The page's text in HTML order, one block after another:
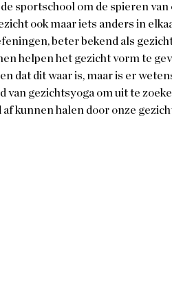
sportschool om de spieren
ook maar iets anders in
beter bekend als
helpen het gezicht vorm te
dat dit waar is, maar is er
van gezichtsyoga om uit te
kunnen halen door onze